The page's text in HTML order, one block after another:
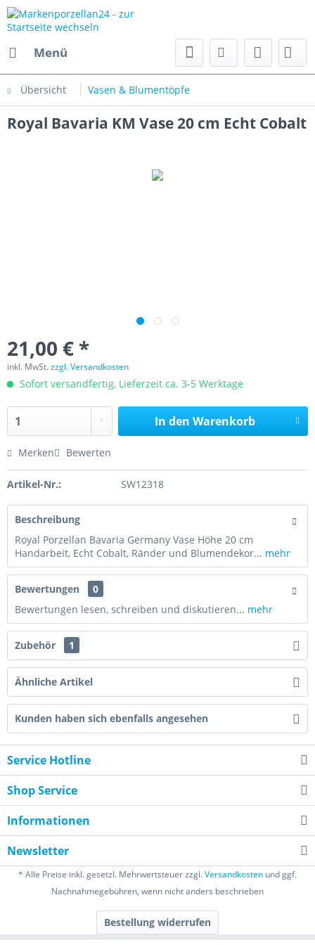
Menü
Übersicht Vasen & Blumentöpfe
Royal Bavaria KM Vase 20 cm Echt Cobalt
21,00 € *
inkl. MwSt.zzgl. Versandkosten
Sofort versandfertig, Lieferzeit ca. 3-5 Werktage
In den Warenkorb
Merken Bewerten
Artikel-Nr.: SW12318
Beschreibung
Royal Porzellan Bavaria Germany Vase Höhe 20 cm
Handarbeit, Echt Cobalt, Ränder und Blumendekor... mehr
Bewertungen
0
Bewertungen lesen, schreiben und diskutieren... mehr
Zubehör 1
Ähnliche Artikel
Kunden haben sich ebenfalls angesehen
Service Hotline
Shop Service
Informationen
Newsletter
* Alle Preise inkl. gesetzl. Mehrwertsteuer zzgl.Versandkosten und ggf.
Nachnahmegebühren, wenn nicht anders beschrieben
Bestellung widerrufen